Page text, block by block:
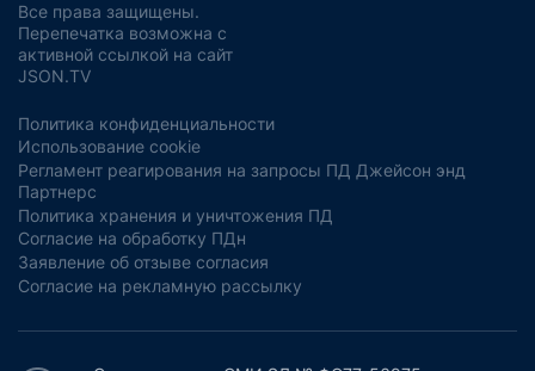
Все права защищены.
Перепечатка возможна с
активной ссылкой на сайт
JSON.TV
Политика конфиденциальности
Использование cookie
Регламент реагирования на запросы ПД Джейсон энд
Партнерс
Политика хранения и уничтожения ПД
Согласие на обработку ПДн
Заявление об отзыве согласия
Согласие на рекламную рассылку